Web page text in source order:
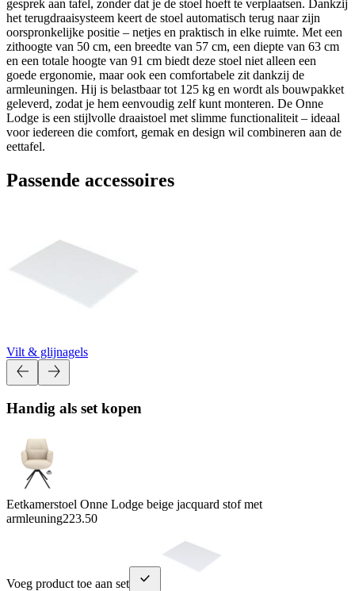
gesprek aan tafel, zonder dat je de stoel hoeft te verplaatsen. Dankzij
het terugdraaisysteem keert de stoel automatisch terug naar zijn
oorspronkelijke positie – netjes en praktisch in elke ruimte. Met een
zithoogte van 50 cm, een breedte van 57 cm, een diepte van 63 cm
en een totale hoogte van 91 cm biedt deze stoel niet alleen een
goede ergonomie, maar ook een comfortabele zit dankzij de
armleuningen. Hij is belastbaar tot 125 kg en wordt als bouwpakket
geleverd, zodat je hem eenvoudig zelf kunt monteren. De Onne
Lodge is een stijlvolle draaistoel met slimme functionaliteit – ideaal
voor iedereen die comfort, gemak en design wil combineren aan de
eettafel.
Passende accessoires
Vilt & glijnagels
Handig als set kopen
Eetkamerstoel Onne Lodge beige jacquard stof met
armleuning223.50
Voeg product toe aan set